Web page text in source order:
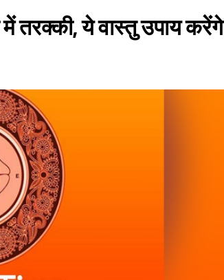
तरक्की, ये वास्तु उपाय करेंगे